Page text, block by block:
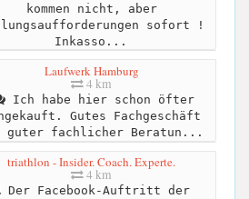
kommen nicht, aber
sofort !
Inkasso...
Laufwerk Hamburg
4 km
Ich habe hier schon öfter
Gutes Fachgeschäft
guter fachlicher Beratun...
triathlon - Insider. Coach. Experte.
4 km
Der Facebook-Auftritt der